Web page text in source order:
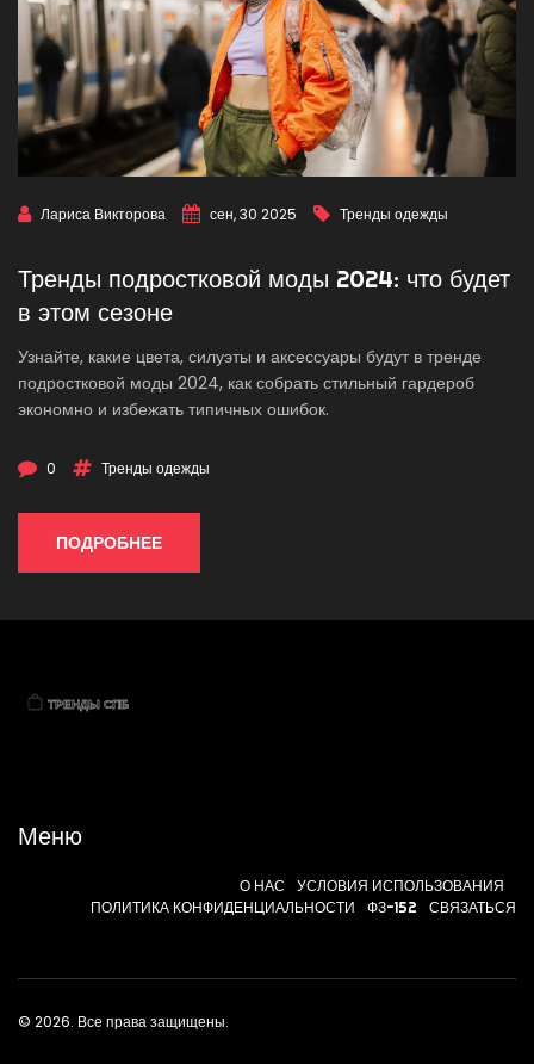
Лариса Викторова сен, 30 2025 Тренды одежды
Тренды подростковой моды 2024: что будет
в этом сезоне
Узнайте, какие цвета, силуэты и аксессуары будут в тренде
подростковой моды 2024, как собрать стильный гардероб
экономно и избежать типичных ошибок.
0 Тренды одежды
ПОДРОБНЕЕ
Меню
О НАС
УСЛОВИЯ ИСПОЛЬЗОВАНИЯ
ПОЛИТИКА КОНФИДЕНЦИАЛЬНОСТИ
ФЗ-152 СВЯЗАТЬСЯ
© 2026. Все права защищены.